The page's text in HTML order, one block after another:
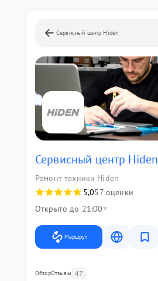
Сервисный центр Hiden
Сервисный центр Hiden
Ремонт техники Hiden
5,057 оценки
Открыто до 21:00
Маршрут
ОбзорОтзывы 47